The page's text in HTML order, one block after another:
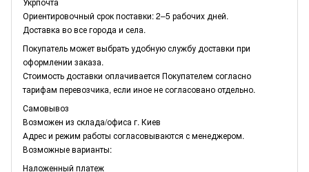
Ориентировочный срок поставки: 2–5 рабочих дней.
Доставка во все города и села.
Покупатель может выбрать удобную службу доставки при
оформлении заказа.
Стоимость доставки оплачивается Покупателем согласно
тарифам перевозчика, если иное не согласовано отдельно.
Самовывоз
Возможен из склада/офиса г. Киев
Адрес и режим работы согласовываются с менеджером.
Возможные варианты:
Наложенный платеж